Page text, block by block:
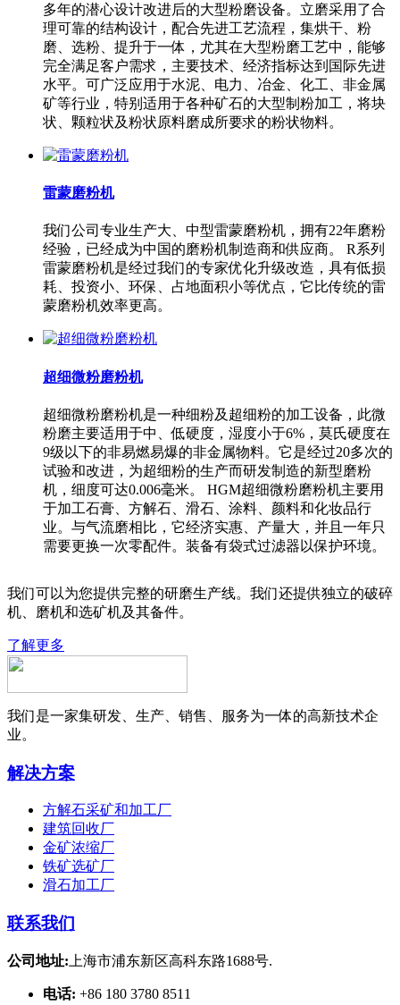
多年的潜心设计改进后的大型粉磨设备。立磨采用了合
理可靠的结构设计，配合先进工艺流程，集烘干、粉
磨、选粉、提升于一体，尤其在大型粉磨工艺中，能够
完全满足客户需求，主要技术、经济指标达到国际先进
水平。可广泛应用于水泥、电力、冶金、化工、非金属
矿等行业，特别适用于各种矿石的大型制粉加工，将块
状、颗粒状及粉状原料磨成所要求的粉状物料。
雷蒙磨粉机
我们公司专业生产大、中型雷蒙磨粉机，拥有22年磨粉
经验，已经成为中国的磨粉机制造商和供应商。 R系列
雷蒙磨粉机是经过我们的专家优化升级改造，具有低损
耗、投资小、环保、占地面积小等优点，它比传统的雷
蒙磨粉机效率更高。
超细微粉磨粉机
超细微粉磨粉机是一种细粉及超细粉的加工设备，此微
粉磨主要适用于中、低硬度，湿度小于6%，莫氏硬度在
9级以下的非易燃易爆的非金属物料。它是经过20多次的
试验和改进，为超细粉的生产而研发制造的新型磨粉
机，细度可达0.006毫米。 HGM超细微粉磨粉机主要用
于加工石膏、方解石、滑石、涂料、颜料和化妆品行
业。与气流磨相比，它经济实惠、产量大，并且一年只
需要更换一次零配件。装备有袋式过滤器以保护环境。
我们可以为您提供完整的研磨生产线。我们还提供独立的破碎
机、磨机和选矿机及其备件。
了解更多
我们是一家集研发、生产、销售、服务为一体的高新技术企
业。
解决方案
方解石采矿和加工厂
建筑回收厂
金矿浓缩厂
铁矿选矿厂
滑石加工厂
联系我们
公司地址: 上海市浦东新区高科东路1688号.
电话: +86 180 3780 8511